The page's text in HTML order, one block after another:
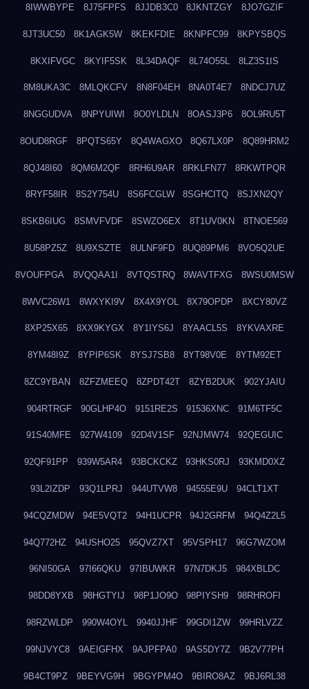
8IWWBYPE 8J75FPFS 8JJDB3C0 8JKNTZGY 8JO7GZIF
8JT3UC50 8K1AGK5W 8KEKFDIE 8KNPFC99 8KPYSBQS
8KXIFVGC 8KYIF5SK 8L34DAQF 8L74O55L 8LZ3S1IS
8M8UKA3C 8MLQKCFV 8N8F04EH 8NA0T4E7 8NDCJ7UZ
8NGGUDVA 8NPYUIWI 8O0YLDLN 8OASJ3P6 8OL9RU5T
8OUD8RGF 8PQTS65Y 8Q4WAGXO 8Q67LX0P 8Q89HRM2
8QJ48I60 8QM6M2QF 8RH6U9AR 8RKLFN77 8RKWTPQR
8RYF58IR 8S2Y754U 8S6FCGLW 8SGHCITQ 8SJXN2QY
8SKB6IUG 8SMVFVDF 8SWZO6EX 8T1UV0KN 8TNOE569
8U58PZ5Z 8U9XSZTE 8ULNF9FD 8UQ89PM6 8VO5Q2UE
8VOUFPGA 8VQQAA1I 8VTQSTRQ 8WAVTFXG 8WSU0MSW
8WVC26W1 8WXYKI9V 8X4X9YOL 8X79OPDP 8XCY80VZ
8XP25X65 8XX9KYGX 8Y1IYS6J 8YAACL5S 8YKVAXRE
8YM48I9Z 8YPIP6SK 8YSJ7SB8 8YT98V0E 8YTM92ET
8ZC9YBAN 8ZFZMEEQ 8ZPDT42T 8ZYB2DUK 902YJAIU
904RTRGF 90GLHP4O 9151RE2S 91536XNC 91M6TF5C
91S40MFE 927W4109 92D4V1SF 92NJMW74 92QEGUIC
92QF91PP 939W5AR4 93BCKCKZ 93HKS0RJ 93KMD0XZ
93L2IZDP 93Q1LPRJ 944UTVW8 94555E9U 94CLT1XT
94CQZMDW 94E5VQT2 94H1UCPR 94J2GRFM 94Q4Z2L5
94Q772HZ 94USHO25 95QVZ7XT 95VSPH17 96G7WZOM
96NI50GA 97I66QKU 97IBUWKR 97N7DKJ5 984XBLDC
98DD8YXB 98HGTYIJ 98P1JO9O 98PIYSH9 98RHROFI
98RZWLDP 990W4OYL 9940JJHF 99GDI1ZW 99HRLVZZ
99NJVYC8 9AEIGFHX 9AJPFPA0 9AS5DY7Z 9B2V77PH
9B4CT9PZ 9BEYVG9H 9BGYPM4O 9BIRO8AZ 9BJ6RL38